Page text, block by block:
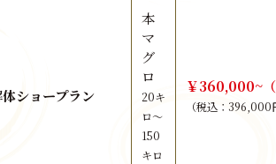
ショープラン
本
マ
グ
ロ
20キ
ロ～
150
キロ
￥360,000~
（税込：396,000